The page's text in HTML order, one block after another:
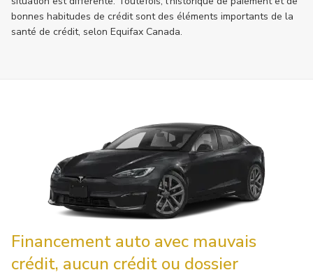
bonnes habitudes de crédit sont des éléments importants de la
santé de crédit, selon Equifax Canada.
Financement auto avec mauvais
crédit, aucun crédit ou dossier